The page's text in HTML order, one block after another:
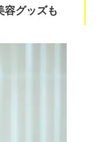
容グッズも